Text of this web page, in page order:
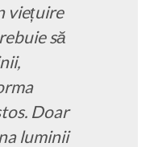
viețuire
să
Doar
luminii